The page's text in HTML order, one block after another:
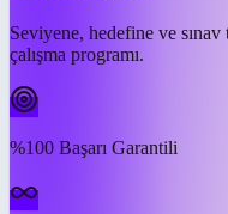
Seviyene, hedefine ve
çalışma programı.
%100 Başarı Garantili